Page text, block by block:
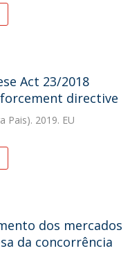
Act 23/2018
directive
Pais). 2019. EU
dos mercados
da concorrência